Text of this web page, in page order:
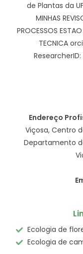
de Plantas da
MINHAS
PROCESSOS
TECNICA
Endereço
Viçosa, Centro
Departamento
Ecologia de
Ecologia de